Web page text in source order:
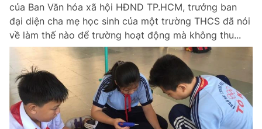
của Ban Văn hóa xã hội HĐND TP.HCM, trưởng ban
đại diện cha mẹ học sinh của một trường THCS đã nói
về làm thế nào để trường hoạt động mà không thu...